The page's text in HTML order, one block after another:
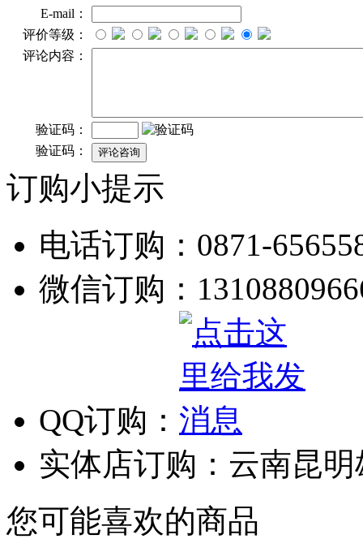
E-mail：
评价等级：
评论内容：
验证码：
验证码：
订购小提示
电话订购：0871-
微信订购：
QQ订购：
实体店订购：云南昆
您可能喜欢的商品